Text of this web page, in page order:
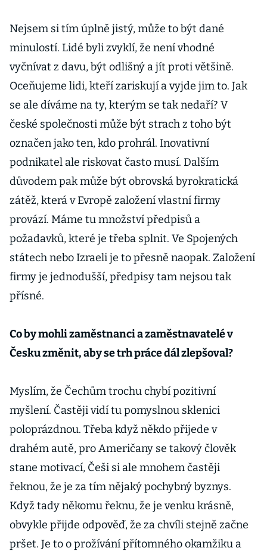
Nejsem si tím úplně jistý, může to být dané
minulostí. Lidé byli zvyklí, že není vhodné
vyčnívat z davu, být odlišný a jít proti většině.
Oceňujeme lidi, kteří zariskují a vyjde jim to. Jak
se ale díváme na ty, kterým se tak nedaří? V
české společnosti může být strach z toho být
označen jako ten, kdo prohrál. Inovativní
podnikatel ale riskovat často musí. Dalším
důvodem pak může být obrovská byrokratická
zátěž, která v Evropě založení vlastní firmy
provází. Máme tu množství předpisů a
požadavků, které je třeba splnit. Ve Spojených
státech nebo Izraeli je to přesně naopak. Založení
firmy je jednodušší, předpisy tam nejsou tak
přísné.
Co by mohli zaměstnanci a zaměstnavatelé v
Česku změnit, aby se trh práce dál zlepšoval?
Myslím, že Čechům trochu chybí pozitivní
myšlení. Častěji vidí tu pomyslnou sklenici
poloprázdnou. Třeba když někdo přijede v
drahém autě, pro Američany se takový člověk
stane motivací, Češi si ale mnohem častěji
řeknou, že je za tím nějaký pochybný byznys.
Když tady někomu řeknu, že je venku krásně,
obvykle přijde odpověď, že za chvíli stejně začne
pršet. Je to o prožívání přítomného okamžiku a